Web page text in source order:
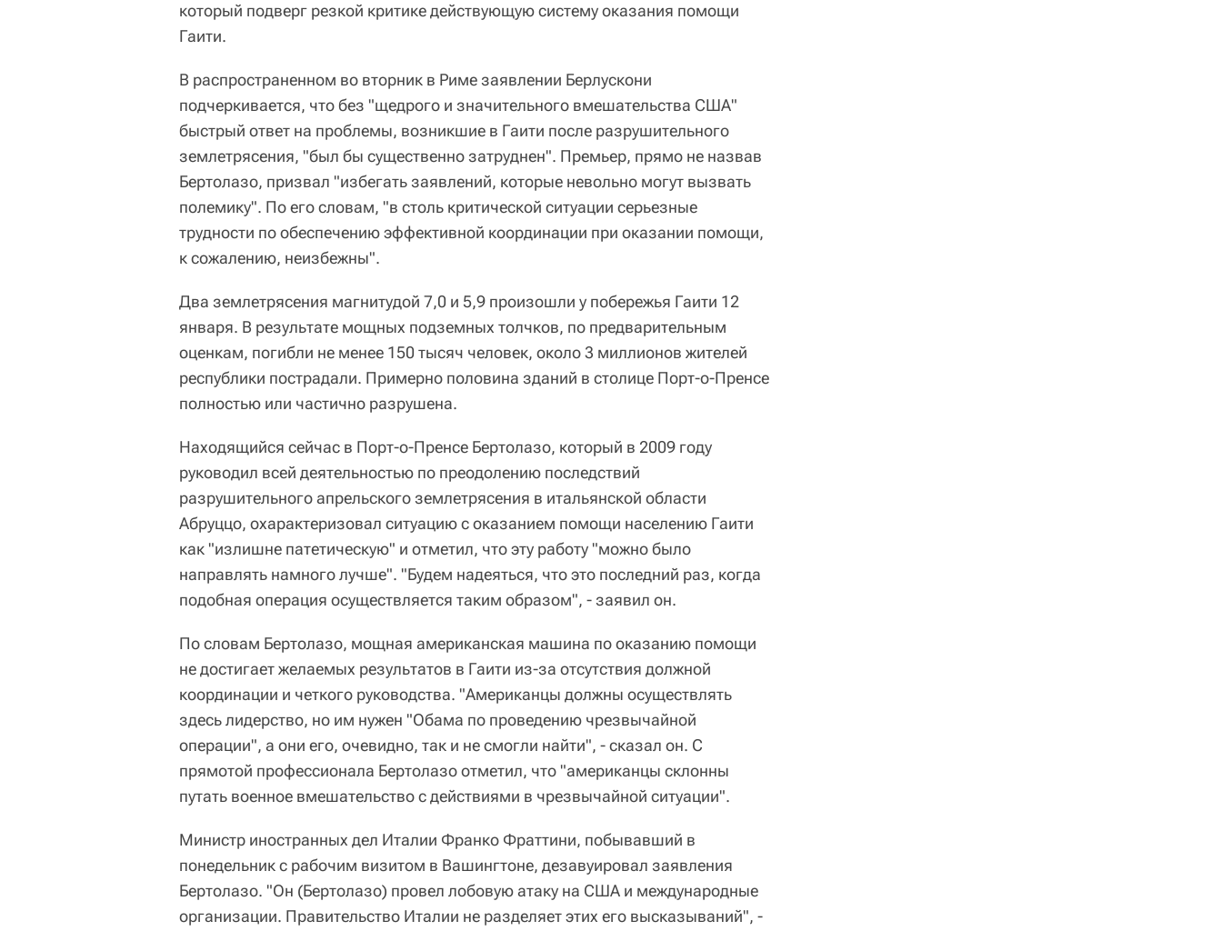
который подверг резкой критике действующую систему оказания помощи
Гаити.
В распространенном во вторник в Риме заявлении Берлускони
подчеркивается, что без "щедрого и значительного вмешательства США"
быстрый ответ на проблемы, возникшие в Гаити после разрушительного
землетрясения, "был бы существенно затруднен". Премьер, прямо не назвав
Бертолазо, призвал "избегать заявлений, которые невольно могут вызвать
полемику". По его словам, "в столь критической ситуации серьезные
трудности по обеспечению эффективной координации при оказании помощи,
к сожалению, неизбежны".
Два землетрясения магнитудой 7,0 и 5,9 произошли у побережья Гаити 12
января. В результате мощных подземных толчков, по предварительным
оценкам, погибли не менее 150 тысяч человек, около 3 миллионов жителей
республики пострадали. Примерно половина зданий в столице Порт-о-Пренсе
полностью или частично разрушена.
Находящийся сейчас в Порт-о-Пренсе Бертолазо, который в 2009 году
руководил всей деятельностью по преодолению последствий
разрушительного апрельского землетрясения в итальянской области
Абруццо, охарактеризовал ситуацию с оказанием помощи населению Гаити
как "излишне патетическую" и отметил, что эту работу "можно было
направлять намного лучше". "Будем надеяться, что это последний раз, когда
подобная операция осуществляется таким образом", - заявил он.
По словам Бертолазо, мощная американская машина по оказанию помощи
не достигает желаемых результатов в Гаити из-за отсутствия должной
координации и четкого руководства. "Американцы должны осуществлять
здесь лидерство, но им нужен "Обама по проведению чрезвычайной
операции", а они его, очевидно, так и не смогли найти", - сказал он. С
прямотой профессионала Бертолазо отметил, что "американцы склонны
путать военное вмешательство с действиями в чрезвычайной ситуации".
Министр иностранных дел Италии Франко Фраттини, побывавший в
понедельник с рабочим визитом в Вашингтоне, дезавуировал заявления
Бертолазо. "Он (Бертолазо) провел лобовую атаку на США и международные
организации. Правительство Италии не разделяет этих его высказываний", -